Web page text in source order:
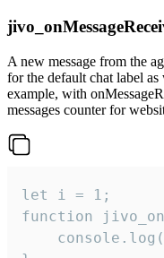
A new message from the
for the default chat label
example, with
messages counter for
let i = 1;
function